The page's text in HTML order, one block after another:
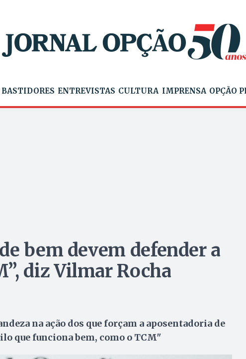
BASTIDORES ENTREVISTAS CULTURA IMPRENSA OPÇÃO
bem devem defender a
diz Vilmar Rocha
na ação dos que forçam a aposentadoria de
que funciona bem, como o TCM"